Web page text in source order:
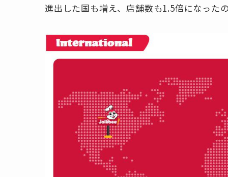
進出した国も増え、店舗数も1.5倍になった